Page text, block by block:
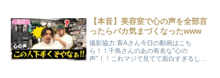
美容
【本音】美容室で心の声を全部言
ったらバカ気まづくなったwww
撮影協力:客Aさん今日の動画はこち
ら！！千鳥さんのあの有名な"心の
声"！！これマジで見てて面白すぎるしシ